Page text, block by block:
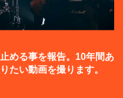
める事を報告。10年間あ
たい動画を撮ります。